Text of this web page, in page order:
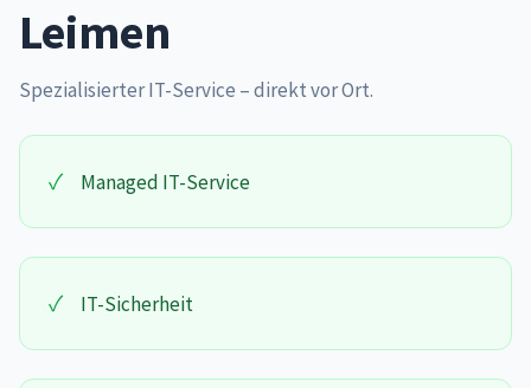
Leimen
Spezialisierter IT-Service – direkt vor Ort.
✓ Managed IT-Service
✓ IT-Sicherheit